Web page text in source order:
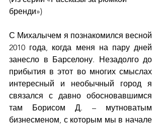
бренди»)
С Михалычем я познакомился весной
2010 года, когда меня на пару дней
занесло в Барселону. Незадолго до
прибытия в этот во многих смыслах
интересный и необычный город я
связался с давно обосновавшимся
там Борисом Д. – мутноватым
бизнесменом, с которым мы в начале